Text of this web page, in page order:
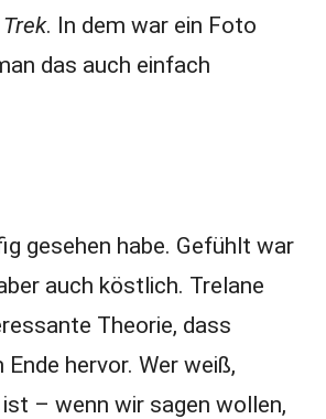
. In dem war ein Foto
das auch einfach
gesehen habe. Gefühlt war
auch köstlich. Trelane
Theorie, dass
hervor. Wer weiß,
– wenn wir sagen wollen,